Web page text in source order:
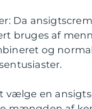
Da
bruges af
og
vælge en